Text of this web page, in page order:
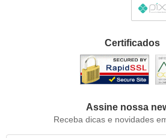
Certificados
Assine nossa
Receba dicas e novidades